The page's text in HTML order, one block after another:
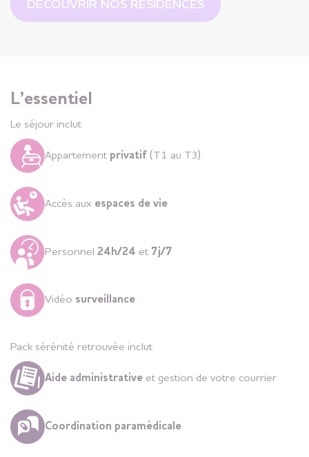
DÉCOUVRIR NOS RÉSIDENCES
L’essentiel
Le séjour inclut
Appartement privatif (T1 au T3)
Accès aux espaces de vie
Personnel 24h/24 et 7j/7
Vidéo surveillance
Pack sérénité retrouvée inclut
Aide administrative et gestion de votre courrier
Coordination paramédicale